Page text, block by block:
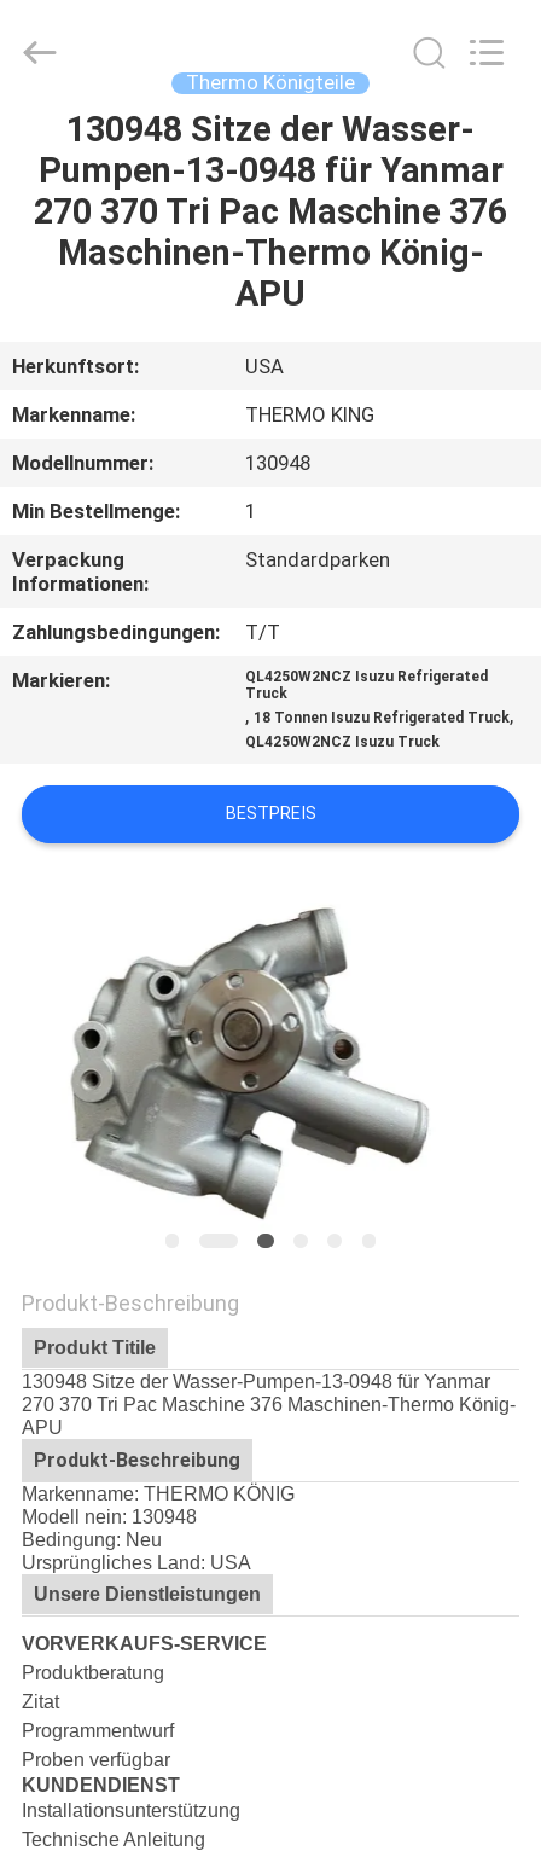
HAUSE
PRODUKTE
UNS
QUALITÄTSKONTROLLE
KONTAKT
MIT
UNS
RECHTSSACHEN
DATENSCHUTZRICHTLINIE
INDUSTRY
Thermo Königteile
130948 Sitze der Wasser-
Pumpen-13-0948 für Yanmar
270 370 Tri Pac Maschine 376
Maschinen-Thermo König-
APU
Herkunftsort:
USA
Markenname:
THERMO KING
Modellnummer:
130948
Min Bestellmenge:
1
Verpackung
Informationen:
Standardparken
Zahlungsbedingungen:
T/T
Markieren:
QL4250W2NCZ Isuzu Refrigerated
Truck
, 18 Tonnen Isuzu Refrigerated Truck,
QL4250W2NCZ Isuzu Truck
BESTPREIS
Produkt-Beschreibung
Produkt Titile
130948 Sitze der Wasser-Pumpen-13-0948 für Yanmar
270 370 Tri Pac Maschine 376 Maschinen-Thermo König-
APU
Produkt-Beschreibung
Markenname: THERMO KÖNIG
Modell nein: 130948
Bedingung: Neu
Ursprüngliches Land: USA
Unsere Dienstleistungen
VORVERKAUFS-SERVICE
Produktberatung
Zitat
Programmentwurf
Proben verfügbar
KUNDENDIENST
Installationsunterstützung
Technische Anleitung